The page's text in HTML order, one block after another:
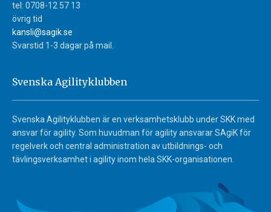
tel: 0708-12 57 13
övrig tid
kansli@sagik.se
Svarstid 1-3 dagar på mail.
Svenska Agilityklubben
Svenska Agilityklubben är en verksamhetsklubb under SKK med
ansvar för agility. Som huvudman för agility ansvarar SAgiK för
regelverk och central administration av utbildnings- och
tävlingsverksamhet i agility inom hela SKK-organisationen.